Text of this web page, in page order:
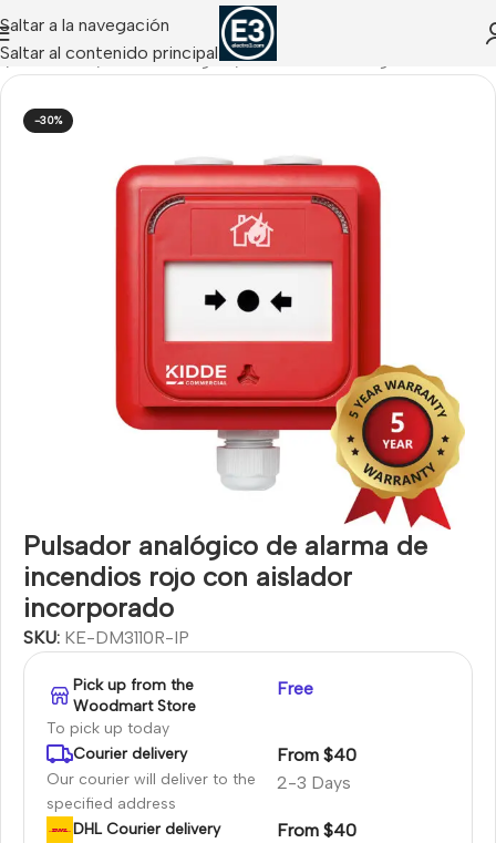
Saltar a la navegación
Saltar al contenido principal
/INCENDIO/Kidde Analógico/Pulsadores Analógicos
-30%
Pulsador analógico de alarma de
incendios rojo con aislador
incorporado
SKU: KE-DM3110R-IP
Pick up from the
Woodmart Store
To pick up today
Free
Courier delivery
Our courier will deliver to the
specified address
2-3 Days
From $40
DHL Courier delivery
From $40